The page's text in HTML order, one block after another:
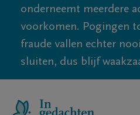
onderneemt meerdere
voorkomen. Pogingen
fraude vallen echter
sluiten, dus blijf